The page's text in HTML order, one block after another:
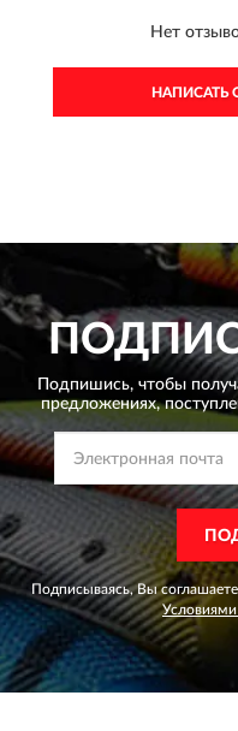
Нет
НАПИСАТЬ
Подпишись, чтобы
предложениях,
Подписываясь, Вы
Условиями